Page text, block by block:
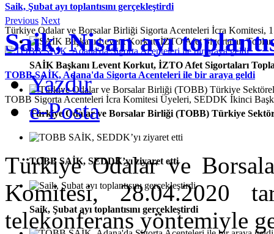
Saik, Şubat ayı toplantısını gerçekleştirdi
Türkiye Odalar ve Borsalar Birliği Sigorta Acenteleri İcra Komitesi,
TOBB SAİK, Adana'da Sigorta Acenteleri ile bir araya geldi
TOBB Sigorta Acenteleri İcra Komitesi Üyeleri, SEDDK İkinci
Previous Next
SAİK Başkanı Levent Korkut, İZTO Afet Sigortaları
Türkiye Odalar ve Borsalar Birliği (TOBB) Türkiye
TOBB SAİK, SEDDK’yı ziyaret etti
Saik, Şubat ayı toplantısını gerçekleştirdi
Saik, Nisan ayı
Yazdır
e-Posta
Türkiye Odalar ve
Komitesi, 28.04.2020
telekonferans yöntemiyle